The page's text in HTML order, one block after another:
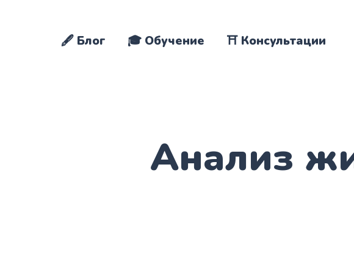
🖋️ Блог 🎓 Обучение ⛩️ Консультации
Анализ